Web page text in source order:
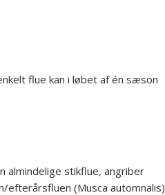
flue kan i løbet af én sæson
almindelige stikflue, angriber
(Musca automnalis)